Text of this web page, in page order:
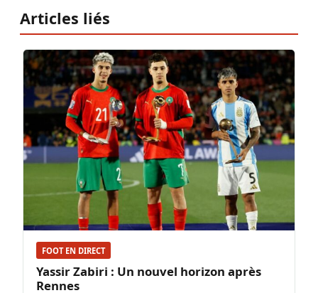
Articles liés
FOOT EN DIRECT
Yassir Zabiri : Un nouvel horizon après
Rennes